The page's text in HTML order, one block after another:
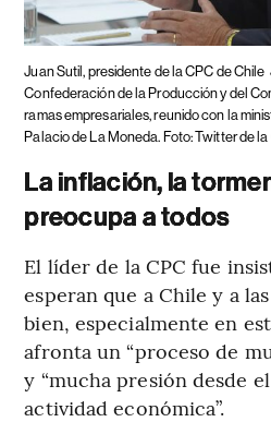
Juan Sutil, presidente de la CPC de Chile
Confederación de la Producción y del
ramas empresariales, reunido con la
Palacio de La Moneda. Foto: Twitter de la
La inflación, la
preocupa a todos
El líder de la CPC fue
esperan que a Chile y a
bien, especialmente en
afronta un “proceso de
y “mucha presión desde
actividad económica”.